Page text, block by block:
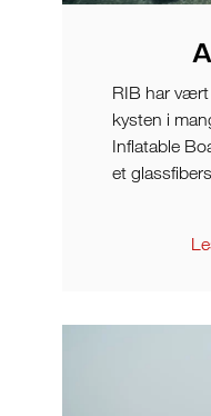
RIB har
kysten i
Inflatable
et